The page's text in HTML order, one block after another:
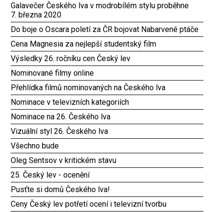
Galavečer Českého lva v modrobílém stylu proběhne
7. března 2020
Do boje o Oscara poletí za ČR bojovat Nabarvené ptáče
Cena Magnesia za nejlepší studentský film
Výsledky 26. ročníku cen Český lev
Nominované filmy online
Přehlídka filmů nominovaných na Českého lva
Nominace v televizních kategoriích
Nominace na 26. Českého lva
Vizuální styl 26. Českého lva
Všechno bude
Oleg Sentsov v kritickém stavu
25. Český lev - ocenění
Pusťte si domů Českého lva!
Ceny Český lev potřetí ocení i televizní tvorbu